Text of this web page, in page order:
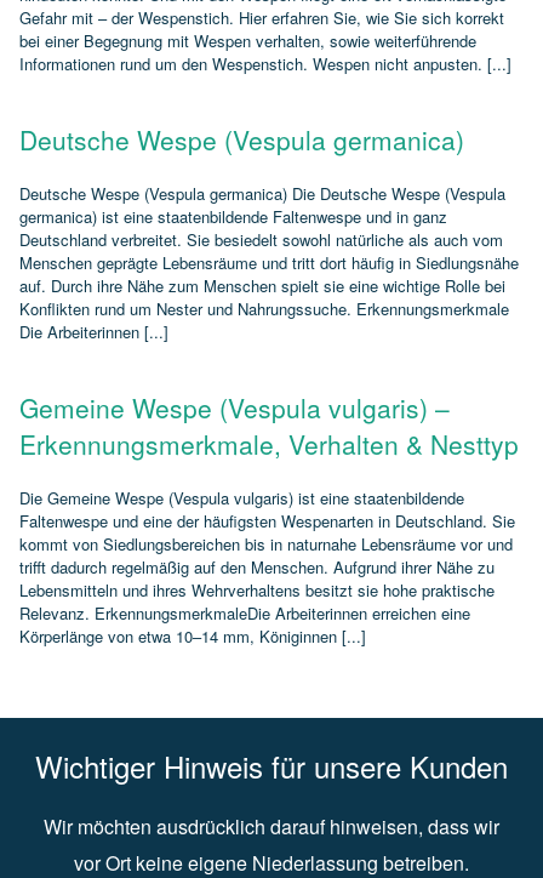
Gefahr mit – der Wespenstich. Hier erfahren Sie, wie Sie sich korrekt
bei einer Begegnung mit Wespen verhalten, sowie weiterführende
Informationen rund um den Wespenstich. Wespen nicht anpusten. [...]
Deutsche Wespe (Vespula germanica)
Deutsche Wespe (Vespula germanica) Die Deutsche Wespe (Vespula
germanica) ist eine staatenbildende Faltenwespe und in ganz
Deutschland verbreitet. Sie besiedelt sowohl natürliche als auch vom
Menschen geprägte Lebensräume und tritt dort häufig in Siedlungsnähe
auf. Durch ihre Nähe zum Menschen spielt sie eine wichtige Rolle bei
Konflikten rund um Nester und Nahrungssuche. Erkennungsmerkmale
Die Arbeiterinnen [...]
Gemeine Wespe (Vespula vulgaris) –
Erkennungsmerkmale, Verhalten & Nesttyp
Die Gemeine Wespe (Vespula vulgaris) ist eine staatenbildende
Faltenwespe und eine der häufigsten Wespenarten in Deutschland. Sie
kommt von Siedlungsbereichen bis in naturnahe Lebensräume vor und
trifft dadurch regelmäßig auf den Menschen. Aufgrund ihrer Nähe zu
Lebensmitteln und ihres Wehrverhaltens besitzt sie hohe praktische
Relevanz. ErkennungsmerkmaleDie Arbeiterinnen erreichen eine
Körperlänge von etwa 10–14 mm, Königinnen [...]
Wichtiger Hinweis für unsere Kunden
Wir möchten ausdrücklich darauf hinweisen, dass wir
vor Ort keine eigene Niederlassung betreiben.